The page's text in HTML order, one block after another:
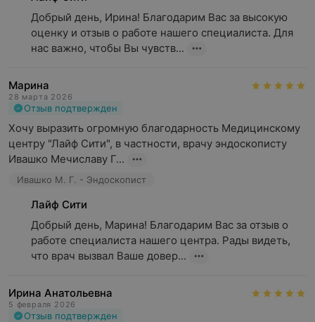
Добрый день, Ирина! Благодарим Вас за высокую
оценку и отзыв о работе нашего специалиста. Для
нас важно, чтобы Вы чувств...
Марина
28 марта 2026
Отзыв подтвержден
Хочу выразить огромную благодарность Медицинскому
центру "Лайф Сити", в частности, врачу эндоскописту
Ивашко Мечиславу Г...
Ивашко М. Г. - Эндоскопист
Лайф Сити
Добрый день, Марина! Благодарим Вас за отзыв о
работе специалиста нашего центра. Рады видеть,
что врач вызвал Ваше довер...
Ирина Анатольевна
5 февраля 2026
Отзыв подтвержден